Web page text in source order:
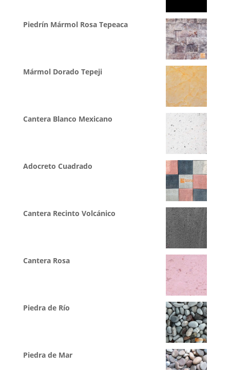
Piedrín Mármol Rosa Tepeaca
Mármol Dorado Tepeji
Cantera Blanco Mexicano
Adocreto Cuadrado
Cantera Recinto Volcánico
Cantera Rosa
Piedra de Río
Piedra de Mar